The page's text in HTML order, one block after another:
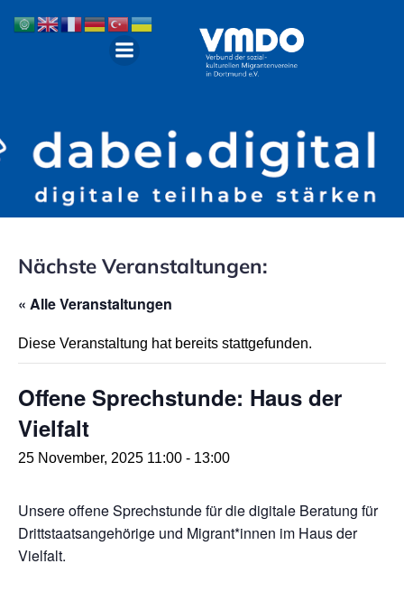
Nächste Veranstaltungen:
« Alle Veranstaltungen
Diese Veranstaltung hat bereits stattgefunden.
Offene Sprechstunde: Haus der
Vielfalt
25 November, 2025 11:00 - 13:00
Unsere offene Sprechstunde für die digitale Beratung für
Drittstaatsangehörige und Migrant*innen im Haus der
Vielfalt.